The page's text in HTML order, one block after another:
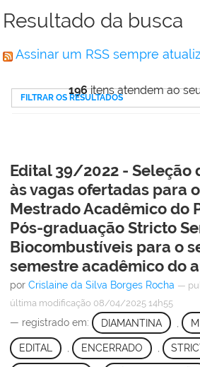
Resultado da busca
Assinar um RSS sempre
196itens atendem ao
FILTRAR OS RESULTADOS
Edital 39/2022 - Seleção
às vagas ofertadas para
Mestrado Acadêmico do
Pós-graduação Stricto
Biocombustíveis para o
semestre acadêmico do
por Crislaine da Silva Borges Rocha —
última modificação 08/04/2025 14h55
— registrado em: DIAMANTINA
EDITAL , ENCERRADO ,